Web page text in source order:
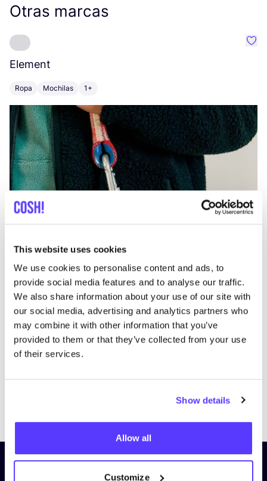
This website uses cookies
We use cookies to personalise content and ads, to
provide social media features and to analyse our traffic.
We also share information about your use of our site with
our social media, advertising and analytics partners who
may combine it with other information that you’ve
provided to them or that they’ve collected from your use
of their services.
Show details
Allow all
Customize
Otras marcas
Element
Ropa Mochilas 1+
PreviousNext
¡Suscríbete a nuestro boletín